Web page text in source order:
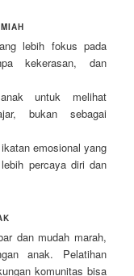
lebih fokus pada
kekerasan, dan
untuk melihat
bukan sebagai
emosional yang
percaya diri dan
dan mudah marah,
anak. Pelatihan
komunitas bisa